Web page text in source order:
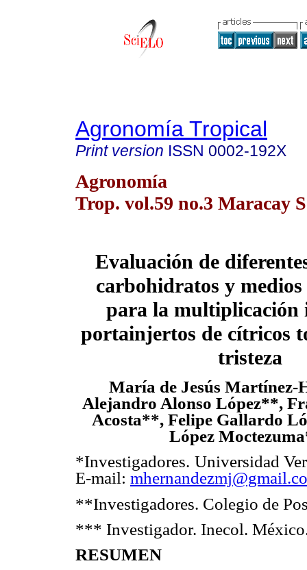
Agronomía Tropical
Print version ISSN 0002-192X
Agronomía
Trop. vol.59 no.3 Maracay
Evaluación de
carbohidratos y medios
para la multiplicación
portainjertos de cítricos
tristeza
María de Jesús Martínez-
Alejandro Alonso López**,
Acosta**, Felipe Gallardo
López
*Investigadores. Universidad
E-mail:
**Investigadores. Colegio de
*** Investigador. Inecol.
RESUMEN